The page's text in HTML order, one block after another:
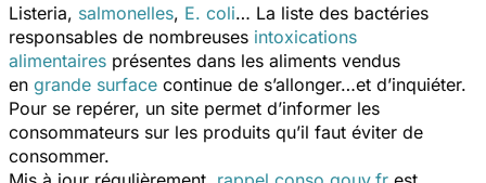
Listeria, salmonelles, E. coli… La liste des bactéries
responsables de nombreuses intoxications
alimentaires présentes dans les aliments vendus
en grande surface continue de s’allonger…et d’inquiéter.
Pour se repérer, un site permet d’informer les
consommateurs sur les produits qu’il faut éviter de
consommer.